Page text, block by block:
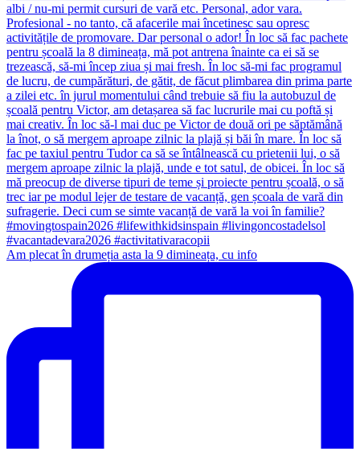
Am plecat în drumeția asta la 9 dimineața, cu info